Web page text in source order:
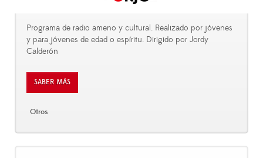
Programa de radio ameno y cultural. Realizado por jóvenes
y para jóvenes de edad o espíritu. Dirigido por Jordy
Calderón
SABER MÁS
Otros